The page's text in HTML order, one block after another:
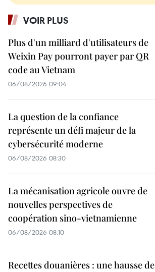
VOIR PLUS
Plus d'un milliard d'utilisateurs de
Weixin Pay pourront payer par QR
code au Vietnam
06/08/2026 09:04
La question de la confiance
représente un défi majeur de la
cybersécurité moderne
06/08/2026 08:30
La mécanisation agricole ouvre de
nouvelles perspectives de
coopération sino-vietnamienne
06/08/2026 08:10
Recettes douanières : une hausse de